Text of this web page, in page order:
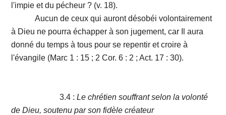
l'impie et du pécheur ? (v. 18).
Aucun de ceux qui auront désobéi volontairement
à Dieu ne pourra échapper à son jugement, car Il aura
donné du temps à tous pour se repentir et croire à
l'évangile (Marc 1 : 15 ; 2 Cor. 6 : 2 ; Act. 17 : 30).
3.4 : Le chrétien souffrant selon la volonté
de Dieu, soutenu par son fidèle créateur